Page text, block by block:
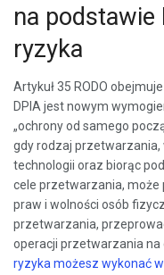
na podstawie
ryzyka
Artykuł 35 RODO
DPIA jest nowym
„ochrony od samego
gdy rodzaj przetwarzania,
technologii oraz biorąc
cele przetwarzania, może
praw i wolności osób
przetwarzania,
operacji przetwarzania na
ryzyka możesz wykonać